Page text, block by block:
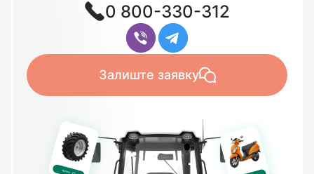
0 800-330-312
Залиште заявку